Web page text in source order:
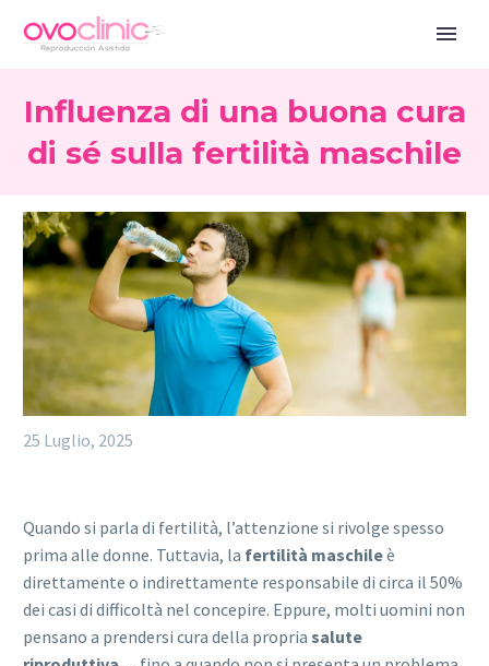
Influenza di una buona cura
di sé sulla fertilità maschile
25 Luglio, 2025
Quando si parla di fertilità, l’attenzione si rivolge spesso
prima alle donne. Tuttavia, la fertilità maschileè
direttamente o indirettamente responsabile di circa il 50%
dei casi di difficoltà nel concepire. Eppure, molti uomini non
pensano a prendersi cura della propria salute